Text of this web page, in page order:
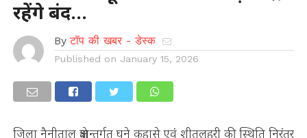
रहेंगे बंद…
By टॉप की खबर - डेस्क
Published on January 15, 2026
जिला नैनीताल क्षेत्रान्तर्गत घने कुहासे एवं शीतलहरी की स्थिति निरंतर